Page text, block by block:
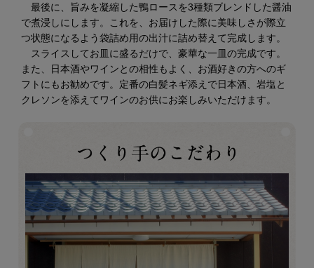
最後に、旨みを凝縮した鴨ロースを3種類ブレンドした醤油
で煮浸しにします。これを、お届けした際に美味しさが際立
つ状態になるよう袋詰め用の出汁に詰め替えて完成します。
スライスしてお皿に盛るだけで、豪華な一皿の完成です。
また、日本酒やワインとの相性もよく、お酒好きの方へのギ
フトにもお勧めです。定番の白髪ネギ添えで日本酒、岩塩と
クレソンを添えてワインのお供にお楽しみいただけます。